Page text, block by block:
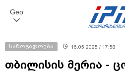
Geo
საზოგადოება 16.05.2025 / 17:58
თბილისის მერია -